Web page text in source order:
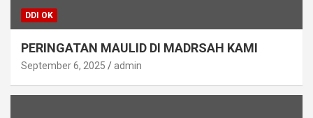
DDI OK
PERINGATAN MAULID DI MADRSAH KAMI
September 6, 2025 admin